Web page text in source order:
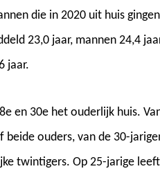
die in 2020 uit huis
23,0 jaar, mannen 24,4
jaar.
en 30e het ouderlijk huis.
ouders, van de 30-
twintigers. Op 25-jarige